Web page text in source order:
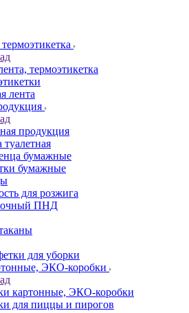
термоэтикетка
лента
продукция
туалетная
бумажные
бумажные
для розжига
ПНД
для уборки
ЭКО-коробки
картонные, ЭКО-коробки
для пиццы и пирогов